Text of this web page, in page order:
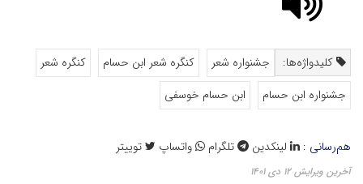
کلیدواژه‌ها: جشنواره شعر کنگره شعر ابن حسام
کنگره شعر
جشنواره ابن حسام
ابن حسام خوسفی
هم‌رسانی : لینکدین تلگرام واتساپ توییتر
آخرین ویرایش ۱۲ دی ۱۴۰۱